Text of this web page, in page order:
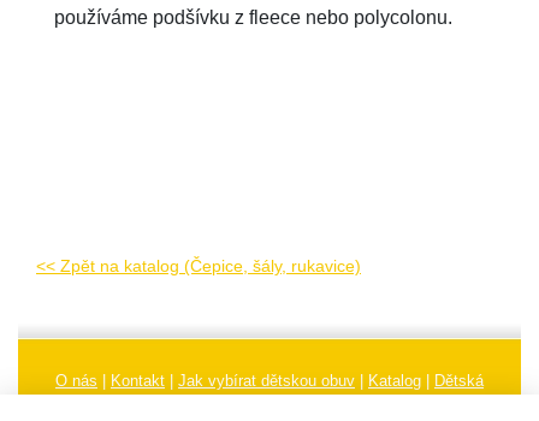
používáme podšívku z fleece nebo polycolonu.
<< Zpět na katalog (Čepice, šály, rukavice)
O nás Kontakt Jak vybírat dětskou obuv Katalog
Dětská